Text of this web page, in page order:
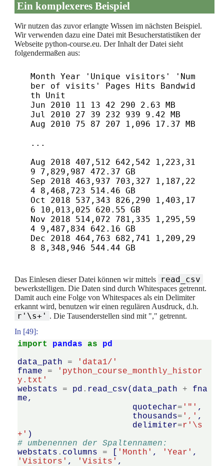
Ein komplexeres Beispiel
Wir nutzen das zuvor erlangte Wissen im nächsten Beispiel.
Wir verwenden dazu eine Datei mit Besucherstatistiken der
Webseite python-course.eu. Der Inhalt der Datei sieht
folgendermaßen aus:
Month Year 'Unique visitors' 'Num
ber of visits' Pages Hits Bandwid
th Unit
Jun 2010 11 13 42 290 2.63 MB
Jul 2010 27 39 232 939 9.42 MB
Aug 2010 75 87 207 1,096 17.37 MB
...
Aug 2018 407,512 642,542 1,223,31
9 7,829,987 472.37 GB
Sep 2018 463,937 703,327 1,187,22
4 8,468,723 514.46 GB
Oct 2018 537,343 826,290 1,403,17
6 10,013,025 620.55 GB
Nov 2018 514,072 781,335 1,295,59
4 9,487,834 642.16 GB
Dec 2018 464,763 682,741 1,209,29
8 8,348,946 544.44 GB
Das Einlesen dieser Datei können wir mittels read_csv
bewerkstelligen. Die Daten sind durch Whitespaces getrennt.
Damit auch eine Folge von Whitespaces als ein Delimiter
erkannt wird, benutzen wir einen regulären Ausdruck, d.h.
r'\s+' . Die Tausenderstellen sind mit "," getrennt.
In [49]:
import pandas as
pd
data_path
=
'data1/'
fname
=
'python_course_monthly_histor
y.txt'
webstats
= pd . read_csv( data_path +
fna
me,
quotechar= '"' ,
thousands= ',' ,
delimiter=r '\s
+' )
# umbenennen der Spaltennamen:
webstats . columns = 'Month' , 'Year' ,
'Visitors' , 'Visits' ,